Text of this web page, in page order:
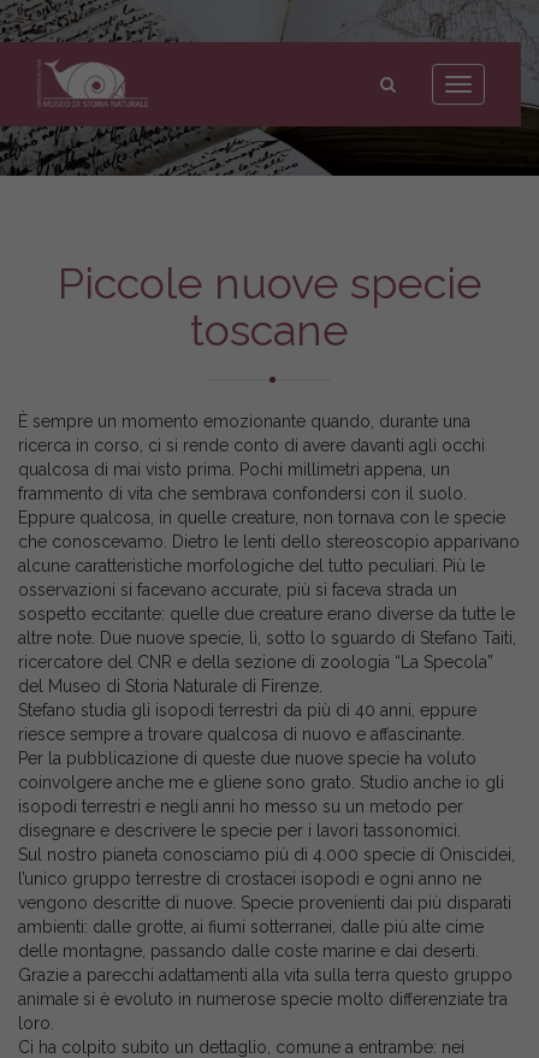
Toggle
navigation
Museo
di
Storia
Naturale
dell'Università
Piccole nuove specie
toscane
È sempre un momento emozionante quando, durante una
ricerca in corso, ci si rende conto di avere davanti agli occhi
qualcosa di mai visto prima. Pochi millimetri appena, un
frammento di vita che sembrava confondersi con il suolo.
Eppure qualcosa, in quelle creature, non tornava con le specie
che conoscevamo. Dietro le lenti dello stereoscopio apparivano
alcune caratteristiche morfologiche del tutto peculiari. Più le
osservazioni si facevano accurate, più si faceva strada un
sospetto eccitante: quelle due creature erano diverse da tutte le
altre note. Due nuove specie, lì, sotto lo sguardo di Stefano Taiti,
ricercatore del CNR e della sezione di zoologia “La Specola”
del Museo di Storia Naturale di Firenze.
Stefano studia gli isopodi terrestri da più di 40 anni, eppure
riesce sempre a trovare qualcosa di nuovo e affascinante.
Per la pubblicazione di queste due nuove specie ha voluto
coinvolgere anche me e gliene sono grato. Studio anche io gli
isopodi terrestri e negli anni ho messo su un metodo per
disegnare e descrivere le specie per i lavori tassonomici.
Sul nostro pianeta conosciamo più di 4.000 specie di Oniscidei,
l’unico gruppo terrestre di crostacei isopodi e ogni anno ne
vengono descritte di nuove. Specie provenienti dai più disparati
ambienti: dalle grotte, ai fiumi sotterranei, dalle più alte cime
delle montagne, passando dalle coste marine e dai deserti.
Grazie a parecchi adattamenti alla vita sulla terra questo gruppo
animale si è evoluto in numerose specie molto differenziate tra
loro.
Ci ha colpito subito un dettaglio, comune a entrambe: nei